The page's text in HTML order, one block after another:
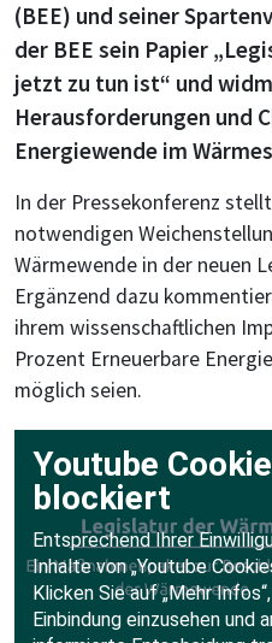
(BEE) und seiner
der BEE sein Papier
jetzt zu tun ist“ und
Herausforderungen und
Energiewende im
In der Pressekonferenz
notwendigen
Wärmewende in der neuen
Ergänzend dazu
ihrem wissenschaftlichen
Prozent Erneuerbare
möglich seien.